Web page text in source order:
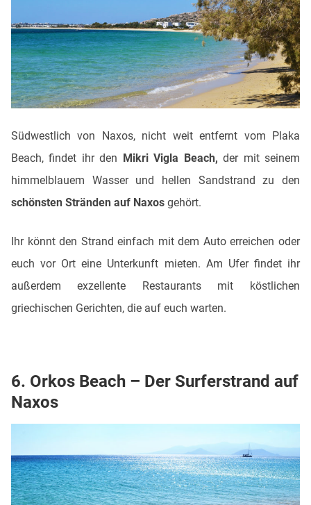
Südwestlich von Naxos, nicht weit entfernt vom Plaka
Beach, findet ihr den
Mikri Vigla Beach, der mit seinem
himmelblauem Wasser und hellen Sandstrand zu den
schönsten Stränden auf Naxos gehört.
Ihr könnt den Strand einfach mit dem Auto erreichen oder
euch vor Ort eine Unterkunft mieten. Am Ufer findet ihr
außerdem exzellente Restaurants mit köstlichen
griechischen Gerichten, die auf euch warten.
6. Orkos Beach – Der Surferstrand auf
Naxos